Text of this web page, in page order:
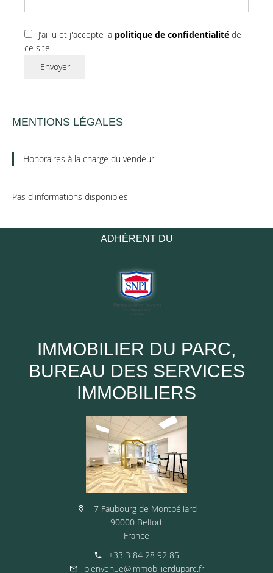
J’ai lu et j'accepte la politique de confidentialité de
ce site
Envoyer
MENTIONS LÉGALES
Honoraires à la charge du vendeur
Pas d'informations disponibles
ADHÉRENT DU
IMMOBILIER DU PARC,
BUREAU DES SERVICES
IMMOBILIERS
7 Faubourg de Montbéliard
90000 Belfort
France
+33 3 84 28 92 85
bienvenue@immobilierduparc.fr